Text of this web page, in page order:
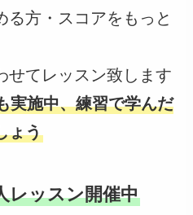
る方・スコアをもっと
せてレッスン致します
実施中、練習で学んだ
ょう
レッスン開催中